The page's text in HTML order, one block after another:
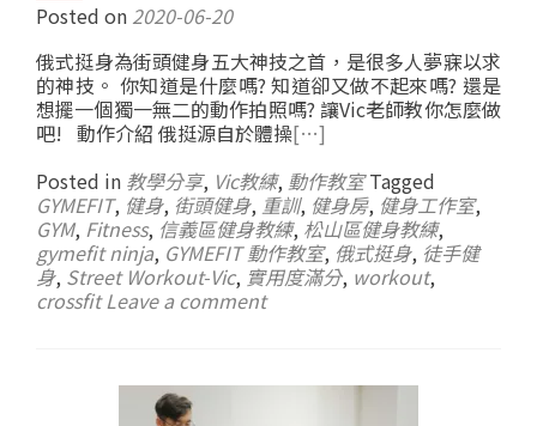
Posted on 2020-06-20
俄式挺身為街頭健身五大神技之首，是很多人夢寐以求
的神技。 你知道是什麼嗎? 知道卻又做不起來嗎? 還是
想擺一個獨一無二的動作拍照嗎? 讓Vic老師教你怎麼做
吧! 動作介紹 俄挺源自於體操[…]
Posted in 教學分享, Vic教練, 動作教室 Tagged
GYMEFIT, 健身, 街頭健身, 重訓, 健身房, 健身工作室,
GYM, Fitness, 信義區健身教練, 松山區健身教練,
gymefit ninja, GYMEFIT 動作教室, 俄式挺身, 徒手健
身, Street Workout-Vic, 實用度滿分, workout,
crossfit Leave a comment